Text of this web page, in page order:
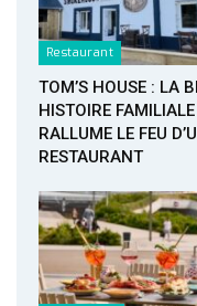
Restaurant
TOM’S HOUSE : LA
HISTOIRE FAMILIALE
RALLUME LE FEU
RESTAURANT